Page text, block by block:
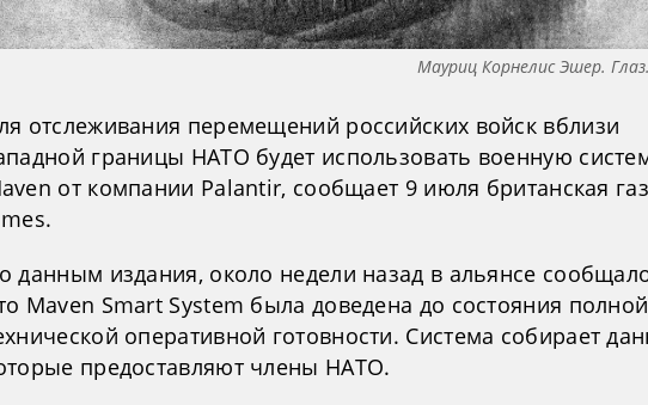
Мауриц Корнелис Эшер.
отслеживания перемещений российских войск вблизи
границы НАТО будет использовать военную
от компании Palantir, сообщает 9 июля британская
данным издания, около недели назад в альянсе
Maven Smart System была доведена до состояния полной
оперативной готовности. Система собирает
предоставляют члены НАТО.